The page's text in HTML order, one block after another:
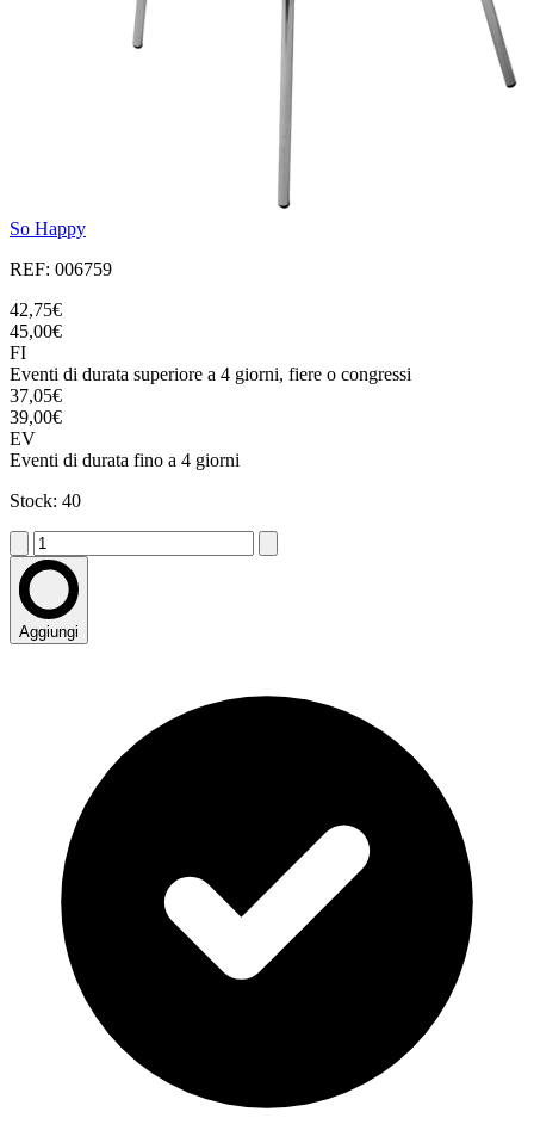
So Happy
REF: 006759
42,75€
45,00€
FI
Eventi di durata superiore a 4 giorni, fiere o congressi
37,05€
39,00€
EV
Eventi di durata fino a 4 giorni
Stock: 40
Aggiungi